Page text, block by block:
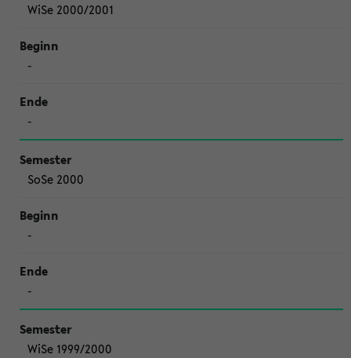
WiSe 2000/2001
-
-
SoSe 2000
-
-
WiSe 1999/2000